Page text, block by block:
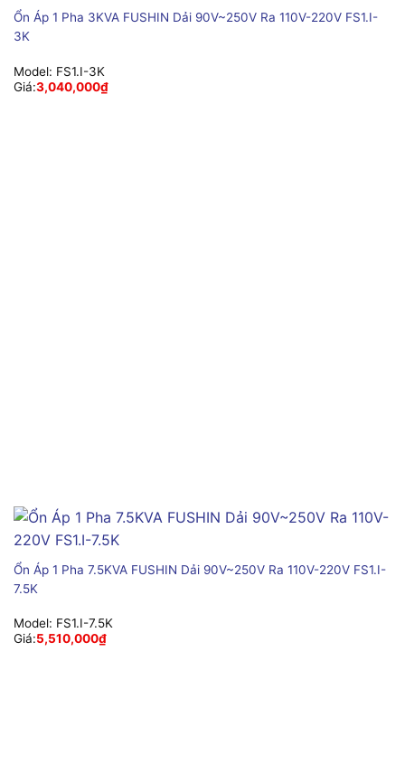
Ổn Áp 1 Pha 3KVA FUSHIN Dải 90V~250V Ra 110V-220V FS1.I-
3K
Model: FS1.I-3K
Giá:3,040,000₫
Ổn Áp 1 Pha 7.5KVA FUSHIN Dải 90V~250V Ra 110V-220V FS1.I-
7.5K
Model: FS1.I-7.5K
Giá:5,510,000₫